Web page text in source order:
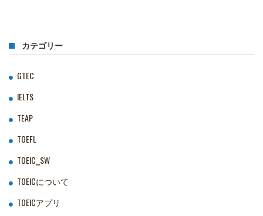
カテゴリー
GTEC
IELTS
TEAP
TOEFL
TOEIC‗SW
TOEICについて
TOEICアプリ